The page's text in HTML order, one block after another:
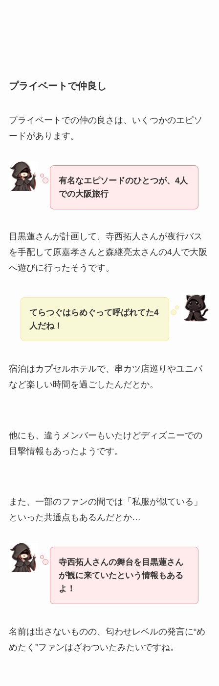
プライベートで仲良し
プライベートでの仲の良さは、いくつかのエピソ
ードがあります。
有名なエピソードのひとつが、4人
での大阪旅行
目黒蓮さんが計画して、寺西拓人さんが夜行バス
を手配して原嘉孝さんと森継亮太さんの4人で大阪
へ遊びに行ったそうです。
てらつぐはらめぐって呼ばれてた4
人だね！
宿泊はカプセルホテルで、串カツ店巡りやユニバ
など楽しい時間を過ごしたんだとか。
他にも、違うメンバーもいたけどディズニーでの
目撃情報もあったようです。
また、一部のファンの間では「私服が似ている」
といった共通点もあるんだとか…
寺西拓人さんの舞台を目黒蓮さん
が観に来ていたという情報もある
よ！
名前は出さないものの、匂わせレベルの発言に“め
めたく”ファンはざわついたみたいですね。